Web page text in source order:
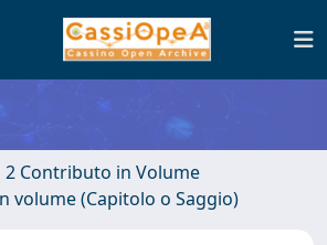
2 Contributo in Volume
volume (Capitolo o Saggio)